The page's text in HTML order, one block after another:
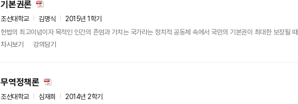
기본권론
조선대학교 김명식
2015년 1학기
헌법의 최고이념이자 목적인 인간의 존엄과 가치는 국가라는 정치적 공동체 속에서 국민의 기본권이 최대한 보장될
차시보기
강의담기
무역정책론
조선대학교 심재희
2014년 2학기